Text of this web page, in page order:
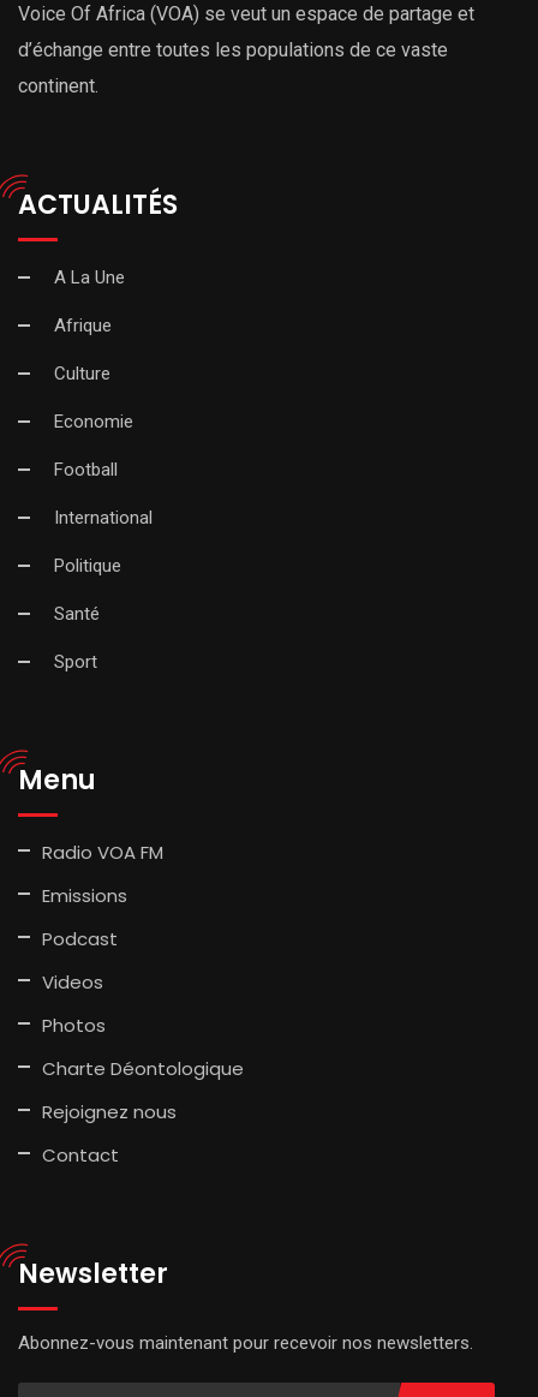
Voice Of Africa (VOA) se veut un espace de partage et
d’échange entre toutes les populations de ce vaste
continent.
ACTUALITÉS
A La Une
Afrique
Culture
Economie
Football
International
Politique
Santé
Sport
Menu
Radio VOA FM
Emissions
Podcast
Videos
Photos
Charte Déontologique
Rejoignez nous
Contact
Newsletter
Abonnez-vous maintenant pour recevoir nos newsletters.